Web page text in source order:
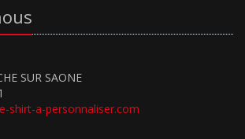
SUR SAONE
shirt-a-personnaliser.com